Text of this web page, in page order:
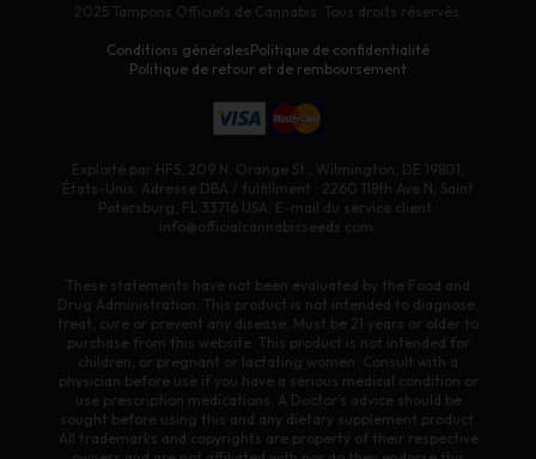
2025 Tampons Officiels de Cannabis. Tous droits réservés.
Conditions généralesPolitique de confidentialité
Politique de retour et de remboursement
Exploité par HFS, 209 N. Orange St., Wilmington, DE 19801,
États-Unis. Adresse DBA / fulfillment : 2260 118th Ave N, Saint
Petersburg, FL 33716 USA. E-mail du service client :
info@officialcannabisseeds.com.
These statements have not been evaluated by the Food and
Drug Administration. This product is not intended to diagnose,
treat, cure or prevent any disease. Must be 21 years or older to
purchase from this website. This product is not intended for
children, or pregnant or lactating women. Consult with a
physician before use if you have a serious medical condition or
use prescription medications. A Doctor’s advice should be
sought before using this and any dietary supplement product.
All trademarks and copyrights are property of their respective